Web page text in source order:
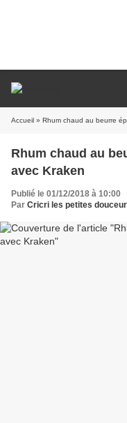
Accueil » Rhum chaud au beurre
Rhum chaud au
avec Kraken
Publié le 01/12/2018 à 10:00
Par Cricri les petites